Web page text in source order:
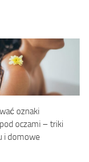
oznaki
oczami – triki
i domowe